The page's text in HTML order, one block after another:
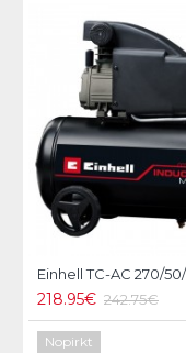
218.95€ 242.75€
Nopirkt